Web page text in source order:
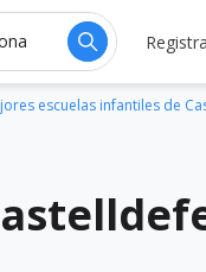
escuelas infantiles de